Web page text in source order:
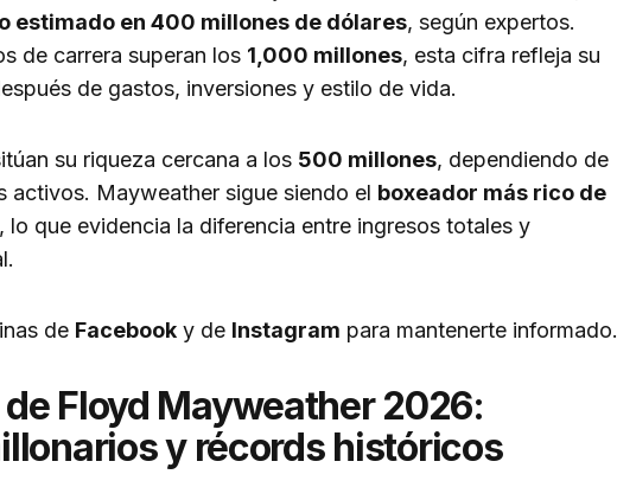
estimado en 400 millones de dólares, según expertos.
de carrera superan los 1,000 millones, esta cifra refleja su
de gastos, inversiones y estilo de vida.
su riqueza cercana a los 500 millones, dependiendo de
activos. Mayweather sigue siendo el boxeador más rico de
, lo que evidencia la diferencia entre ingresos totales y
de Facebook y de Instagram para mantenerte informado.
Floyd Mayweather 2026:
y récords históricos